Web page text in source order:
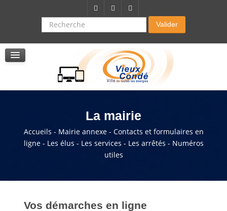
Recherche Valider
La résidence autonomie
Service de soins infirmers à domicile
Service d'aide à domicile
Pole multi services accompagnement seniors
La mairie
Accueils - Mairie annexe - Contacts et formulaires en
ligne - Les élus - Les services - Les arrêtés - Numéros
utiles
Vos démarches en ligne